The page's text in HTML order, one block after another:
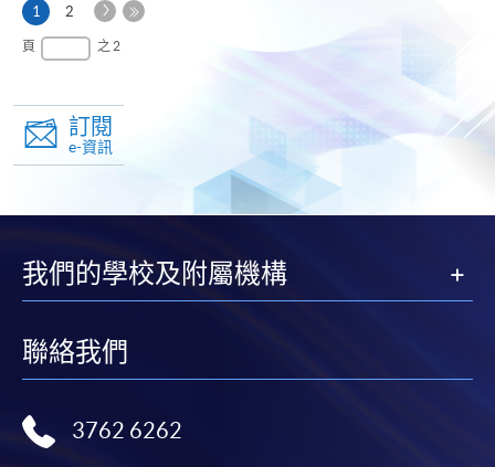
1 本
頁
2
下
頁
頁 之 2
訂閱
e-資訊
我們的學校及附屬機構
聯絡我們
3762 6262